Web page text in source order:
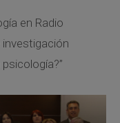
en Radio
investigación